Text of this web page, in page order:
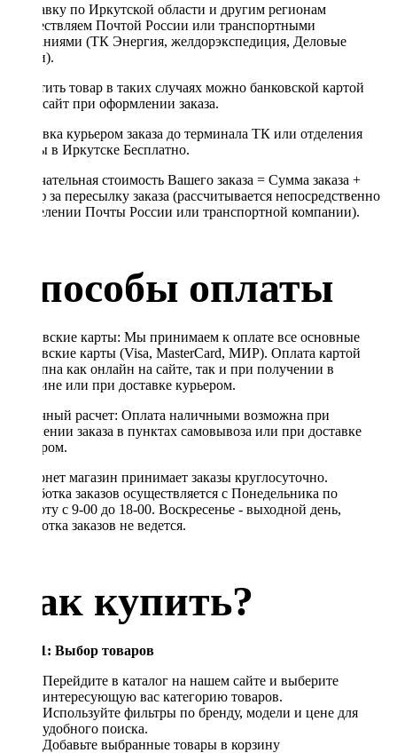
Отправку по Иркутской области и другим регионам
осуществляем Почтой России или транспортными
компаниями (ТК Энергия, желдорэкспедиция, Деловые
линии).
Оплатить товар в таких случаях можно банковской картой
через сайт при оформлении заказа.
Доставка курьером заказа до терминала ТК или отделения
Почты в Иркутске Бесплатно.
Окончательная стоимость Вашего заказа = Сумма заказа +
Тариф за пересылку заказа (рассчитывается непосредственно
в отделении Почты России или транспортной компании).
Способы оплаты
Банковские карты: Мы принимаем к оплате все основные
банковские карты (Visa, MasterCard, МИР). Оплата картой
доступна как онлайн на сайте, так и при получении в
магазине или при доставке курьером.
Наличный расчет: Оплата наличными возможна при
получении заказа в пунктах самовывоза или при доставке
курьером.
Интернет магазин принимает заказы круглосуточно.
Обработка заказов осуществляется с Понедельника по
Субботу с 9-00 до 18-00. Воскресенье - выходной день,
обработка заказов не ведется.
Как купить?
Шаг 1: Выбор товаров
Перейдите в каталог на нашем сайте и выберите
интересующую вас категорию товаров.
Используйте фильтры по бренду, модели и цене для
удобного поиска.
Добавьте выбранные товары в корзину